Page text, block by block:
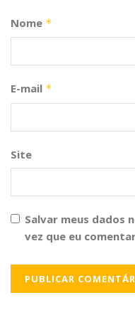
Nome *
E-mail *
Site
Salvar meus dados
vez que eu